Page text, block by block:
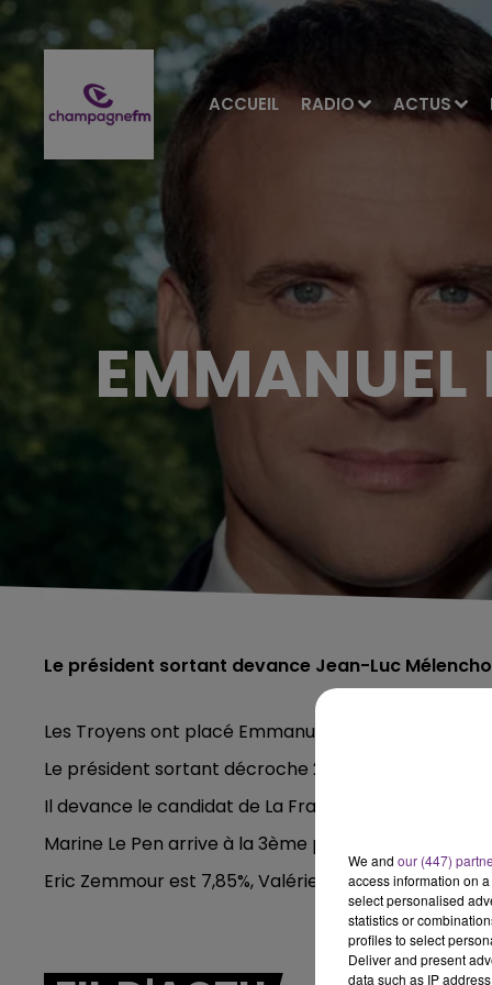
ACCUEIL RADIO ACTUS
EMMANUEL
Le président sortant devance Jean-Luc
Les Troyens ont placé Emmanuel Macron en tête
Le président sortant décroche 27,07% des voix.
Il devance le candidat de La France Insoumise
Marine Le Pen arrive à la 3ème place avec 23,20%.
Eric Zemmour est 7,85%, Valérie Pécresse à 5,51%,
We and our (447)
access information on
select personalised
statistics or
profiles to select
Deliver and present
data such as IP